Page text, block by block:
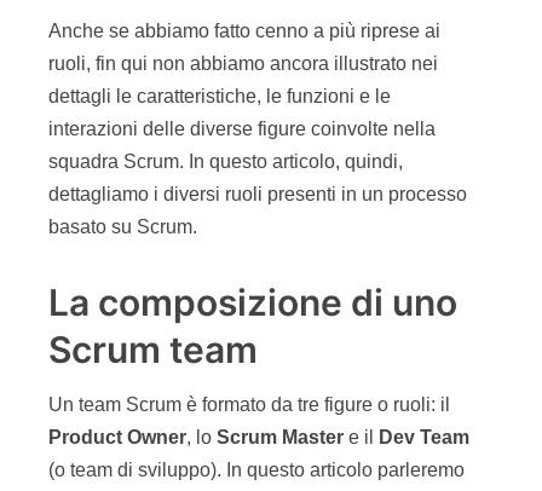
Anche se abbiamo fatto cenno a più riprese ai
ruoli, fin qui non abbiamo ancora illustrato nei
dettagli le caratteristiche, le funzioni e le
interazioni delle diverse figure coinvolte nella
squadra Scrum. In questo articolo, quindi,
dettagliamo i diversi ruoli presenti in un processo
basato su Scrum.
La composizione di uno
Scrum team
Un team Scrum è formato da tre figure o ruoli: il
Product Owner, lo Scrum Master e il
Dev Team
(o team di sviluppo). In questo articolo parleremo